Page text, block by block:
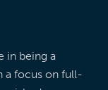
in being a
a focus on full-